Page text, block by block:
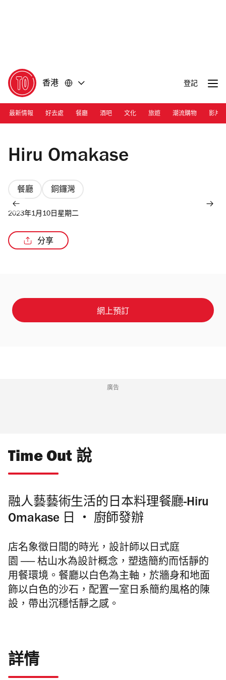
香港 登記
最新情報 好去處 餐廳 酒吧 文化 旅遊 潮流購物 影片
Photograph: Courtesy Hiru Omakase
Hiru Omakase
餐廳 銅鑼灣
2023年1月10日星期二
分享
網上預訂
廣告
Time Out 說
融人藝藝術生活的日本料理餐廳-Hiru
Omakase 日
‧ 廚師發辦
店名象徵日間的時光，設計師以日式庭
園 ── 枯山水為設計概念，塑造簡約而恬靜的
用餐環境。餐廳以白色為主軸，於牆身和地面
飾以白色的沙石，配置一室日系簡約風格的陳
設， 帶出沉穩恬靜之感。
詳情